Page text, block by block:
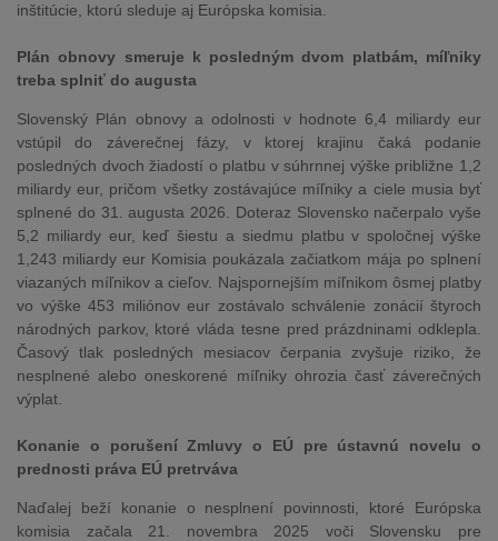
inštitúcie, ktorú sleduje aj Európska komisia.
Plán obnovy smeruje k posledným dvom platbám, míľniky
treba splniť do augusta
Slovenský Plán obnovy a odolnosti v hodnote 6,4 miliardy eur
vstúpil do záverečnej fázy, v ktorej krajinu čaká podanie
posledných dvoch žiadostí o platbu v súhrnnej výške približne 1,2
miliardy eur, pričom všetky zostávajúce míľniky a ciele musia byť
splnené do 31. augusta 2026. Doteraz Slovensko načerpalo vyše
5,2 miliardy eur, keď šiestu a siedmu platbu v spoločnej výške
1,243 miliardy eur Komisia poukázala začiatkom mája po splnení
viazaných míľnikov a cieľov. Najspornejším míľnikom ôsmej platby
vo výške 453 miliónov eur zostávalo schválenie zonácií štyroch
národných parkov, ktoré vláda tesne pred prázdninami odklepla.
Časový tlak posledných mesiacov čerpania zvyšuje riziko, že
nesplnené alebo oneskorené míľniky ohrozia časť záverečných
výplat.
Konanie o porušení Zmluvy o EÚ pre ústavnú novelu o
prednosti práva EÚ pretrváva
Naďalej beží konanie o nesplnení povinnosti, ktoré Európska
komisia začala 21. novembra 2025 voči Slovensku pre